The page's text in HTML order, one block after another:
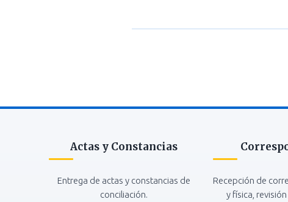
Actas y Constancias
Entrega de actas y constancias de
conciliación.
Recepción de
y física,